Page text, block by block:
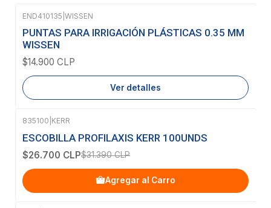
Agotado
END410135 WISSEN
PUNTAS PARA IRRIGACIÓN PLÁSTICAS 0.35 MM
WISSEN
$14.900 CLP
Ver detalles
-15%OFF
835100 KERR
ESCOBILLA PROFILAXIS KERR 100UNDS
$26.700 CLP$31.390 CLP
Agregar al Carro